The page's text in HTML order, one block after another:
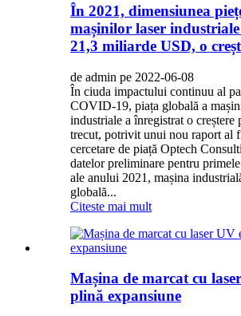
În 2021, dimensiunea
mașinilor laser
21,3 miliarde USD, o
de admin pe 2022-06-08
În ciuda impactului continuu al
COVID-19, piața globală a
industriale a înregistrat o creștere
trecut, potrivit unui nou raport al
cercetare de piață Optech
datelor preliminare pentru
ale anului 2021, mașina
globală...
Citeste mai mult
Mașina de marcat cu
plină expansiune